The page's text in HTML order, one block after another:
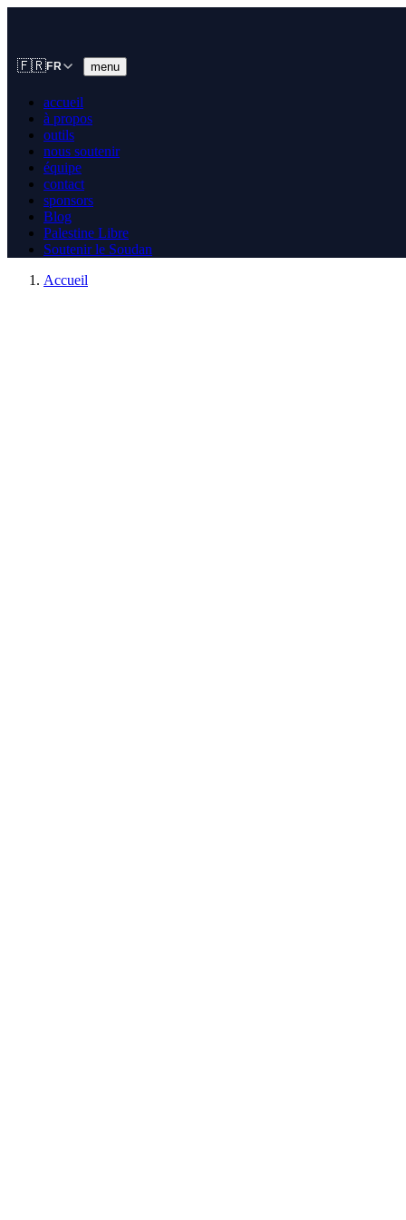
🇫🇷FR menu
accueil
à propos
outils
nous soutenir
équipe
contact
sponsors
Blog
Palestine Libre
Soutenir le Soudan
Accueil